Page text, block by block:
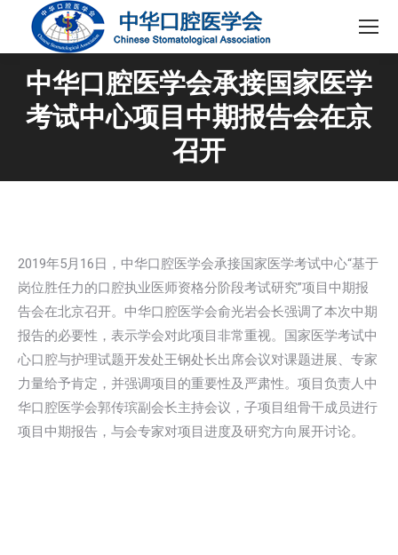
中华口腔医学会承接国家医学
考试中心项目中期报告会在京
召开
2019年5月16日，中华口腔医学会承接国家医学考试中心“基于
岗位胜任力的口腔执业医师资格分阶段考试研究”项目中期报
告会在北京召开。中华口腔医学会俞光岩会长强调了本次中期
报告的必要性，表示学会对此项目非常重视。国家医学考试中
心口腔与护理试题开发处王钢处长出席会议对课题进展、专家
力量给予肯定，并强调项目的重要性及严肃性。项目负责人中
华口腔医学会郭传瑸副会长主持会议，子项目组骨干成员进行
项目中期报告，与会专家对项目进度及研究方向展开讨论。